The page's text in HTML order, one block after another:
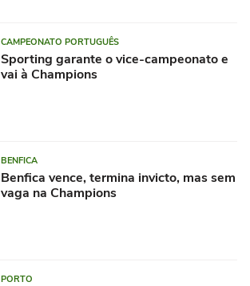
CAMPEONATO PORTUGUÊS
Sporting garante o vice-campeonato e
vai à Champions
BENFICA
Benfica vence, termina invicto, mas sem
vaga na Champions
PORTO